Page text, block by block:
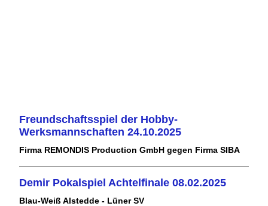
Freundschaftsspiel der Hobby-
Werksmannschaften 24.10.2025
Firma REMONDIS Production GmbH gegen Firma SIBA
Demir Pokalspiel Achtelfinale 08.02.2025
Blau-Weiß Alstedde - Lüner SV